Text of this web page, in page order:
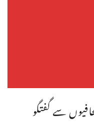
سے گفتگو